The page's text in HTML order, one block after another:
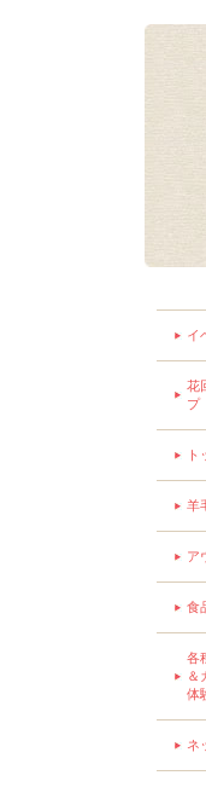
イ
花
プ
ト
羊
ア
食
各
＆
体
ネ